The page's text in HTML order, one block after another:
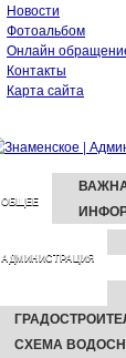
Новости
Фотоальбом
Онлайн
Контакты
Карта сайта
ОБЩЕЕ
АДМИНИСТРАЦИЯ
СХЕМА